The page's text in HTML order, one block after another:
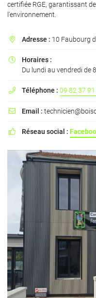
certifiée RGE, garantissant
l'environnement.
 Adresse : 10 Faubourg

Horaires :
Du lundi au vendredi de
 Téléphone : 09 82 37 91
 Email :
 Réseau social :